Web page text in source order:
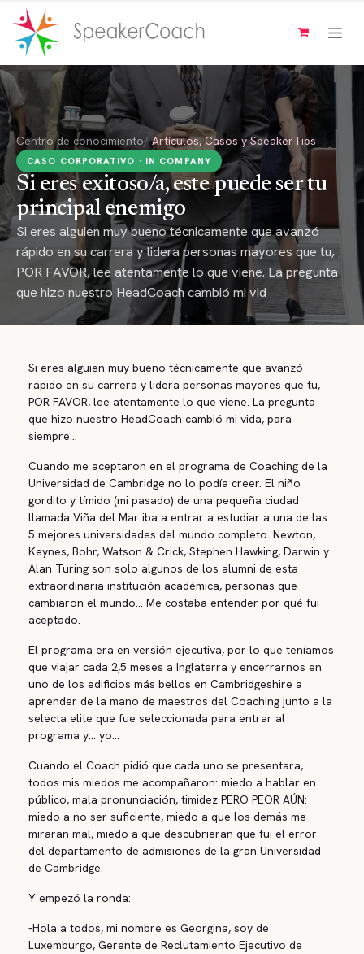
Ir al contenido
Centro de conocimiento/ Artículos, Casos y SpeakerTips
CASO CORPORATIVO · IN COMPANY
Si eres exitoso/a, este puede ser tu
principal enemigo
Si eres alguien muy bueno técnicamente que avanzó
rápido en su carrera y lidera personas mayores que tu,
POR FAVOR, lee atentamente lo que viene. La pregunta
que hizo nuestro HeadCoach cambió mi vid
Si eres alguien muy bueno técnicamente que avanzó
rápido en su carrera y lidera personas mayores que tu,
POR FAVOR, lee atentamente lo que viene. La pregunta
que hizo nuestro HeadCoach cambió mi vida, para
siempre...
Cuando me aceptaron en el programa de Coaching de la
Universidad de Cambridge no lo podía creer. El niño
gordito y tímido (mi pasado) de una pequeña ciudad
llamada Viña del Mar iba a entrar a estudiar a una de las
5 mejores universidades del mundo completo. Newton,
Keynes, Bohr, Watson & Crick, Stephen Hawking, Darwin y
Alan Turing son solo algunos de los alumni de esta
extraordinaria institución académica, personas que
cambiaron el mundo... Me costaba entender por qué fui
aceptado.
El programa era en versión ejecutiva, por lo que teníamos
que viajar cada 2,5 meses a Inglaterra y encerrarnos en
uno de los edificios más bellos en Cambridgeshire a
aprender de la mano de maestros del Coaching junto a la
selecta elite que fue seleccionada para entrar al
programa y... yo...
Cuando el Coach pidió que cada uno se presentara,
todos mis miedos me acompañaron: miedo a hablar en
público, mala pronunciación, timidez PERO PEOR AÚN:
miedo a no ser suficiente, miedo a que los demás me
miraran mal, miedo a que descubrieran que fui el error
del departamento de admisiones de la gran Universidad
de Cambridge.
Y empezó la ronda:
-Hola a todos, mi nombre es Georgina, soy de
Luxemburgo, Gerente de Reclutamiento Ejecutivo de